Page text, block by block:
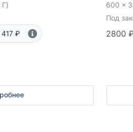
417 ₽
600 x
Под
2800